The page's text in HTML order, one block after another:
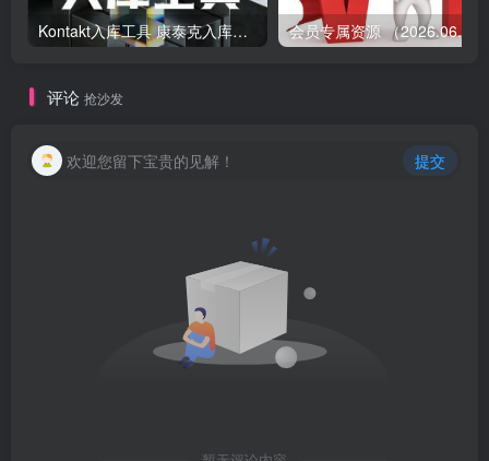
Kontakt入库工具 康泰克入库教程
评论 抢沙发
欢迎您留下宝贵的见解！ 提交